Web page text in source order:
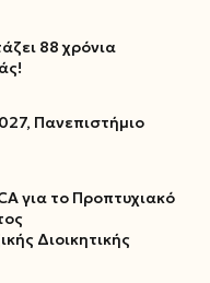
88 χρόνια
Πανεπιστήμιο
για το Προπτυχιακό
Διοικητικής